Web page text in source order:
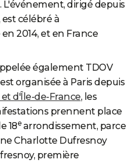
dirigé depuis
célébré à
2014, et en France
également TDOV
organisée à Paris depuis
d'Île-de-France, les
prennent place
18earrondissement, parce
Charlotte Dufresnoy
première